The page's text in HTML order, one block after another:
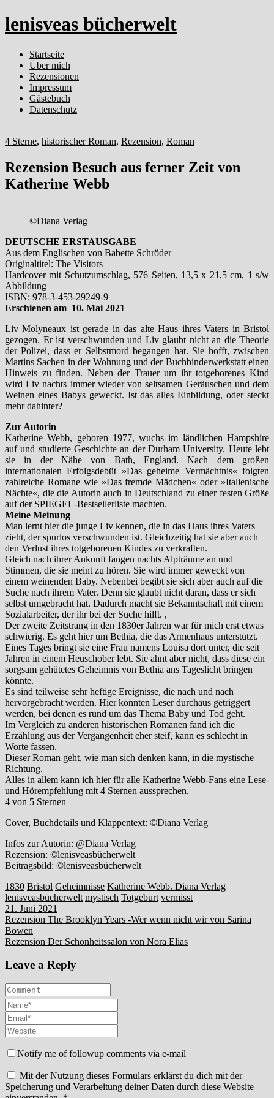
lenisveas bücherwelt
Startseite
Über mich
Rezensionen
Impressum
Gästebuch
Datenschutz
4 Sterne, historischer Roman, Rezension, Roman
Rezension Besuch aus ferner Zeit von
Katherine Webb
©Diana Verlag
DEUTSCHE ERSTAUSGABE
Aus dem Englischen von Babette Schröder
Originaltitel: The Visitors
Hardcover mit Schutzumschlag, 576 Seiten, 13,5 x 21,5 cm, 1 s/w
Abbildung
ISBN: 978-3-453-29249-9
Erschienen am 10. Mai 2021
Liv Molyneaux ist gerade in das alte Haus ihres Vaters in Bristol
gezogen. Er ist verschwunden und Liv glaubt nicht an die Theorie
der Polizei, dass er Selbstmord begangen hat. Sie hofft, zwischen
Martins Sachen in der Wohnung und der Buchbinderwerkstatt einen
Hinweis zu finden. Neben der Trauer um ihr totgeborenes Kind
wird Liv nachts immer wieder von seltsamen Geräuschen und dem
Weinen eines Babys geweckt. Ist das alles Einbildung, oder steckt
mehr dahinter?
Zur Autorin
Katherine Webb, geboren 1977, wuchs im ländlichen Hampshire
auf und studierte Geschichte an der Durham University. Heute lebt
sie in der Nähe von Bath, England. Nach dem großen
internationalen Erfolgsdebüt »Das geheime Vermächtnis« folgten
zahlreiche Romane wie »Das fremde Mädchen« oder »Italienische
Nächte«, die die Autorin auch in Deutschland zu einer festen Größe
auf der SPIEGEL-Bestsellerliste machten.
Meine Meinung
Man lernt hier die junge Liv kennen, die in das Haus ihres Vaters
zieht, der spurlos verschwunden ist. Gleichzeitig hat sie aber auch
den Verlust ihres totgeborenen Kindes zu verkraften.
Gleich nach ihrer Ankunft fangen nachts Alpträume an und
Stimmen, die sie meint zu hören. Sie wird immer geweckt von
einem weinenden Baby. Nebenbei begibt sie sich aber auch auf die
Suche nach ihrem Vater. Denn sie glaubt nicht daran, dass er sich
selbst umgebracht hat. Dadurch macht sie Bekanntschaft mit einem
Sozialarbeiter, der ihr bei der Suche hilft. ,
Der zweite Zeitstrang in den 1830er Jahren war für mich erst etwas
schwierig. Es geht hier um Bethia, die das Armenhaus unterstützt.
Eines Tages bringt sie eine Frau namens Louisa dort unter, die seit
Jahren in einem Heuschober lebt. Sie ahnt aber nicht, dass diese ein
sorgsam gehütetes Geheimnis von Bethia ans Tageslicht bringen
könnte.
Es sind teilweise sehr heftige Ereignisse, die nach und nach
hervorgebracht werden. Hier könnten Leser durchaus getriggert
werden, bei denen es rund um das Thema Baby und Tod geht.
Im Vergleich zu anderen historischen Romanen fand ich die
Erzählung aus der Vergangenheit eher steif, kann es schlecht in
Worte fassen.
Dieser Roman geht, wie man sich denken kann, in die mystische
Richtung.
Alles in allem kann ich hier für alle Katherine Webb-Fans eine Lese-
und Hörempfehlung mit 4 Sternen aussprechen.
4 von 5 Sternen
Cover, Buchdetails und Klappentext: ©Diana Verlag
Infos zur Autorin: @Diana Verlag
Rezension: ©lenisveasbücherwelt
Beitragsbild: ©lenisveasbücherwelt
1830 Bristol Geheimnisse Katherine Webb. Diana Verlag
lenisveasbücherwelt mystisch Totgeburt vermisst
21. Juni 2021
Beitragsnavigation
Rezension The Brooklyn Years -Wer wenn nicht wir von Sarina
Bowen
Rezension Der Schönheitssalon von Nora Elias
Leave a Reply
Notify me of followup comments via e-mail
Mit der Nutzung dieses Formulars erklärst du dich mit der
Speicherung und Verarbeitung deiner Daten durch diese Website